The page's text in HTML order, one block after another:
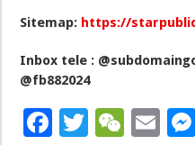
Sitemap: https://
Inbox tele :
@fb882024
F
T
W E